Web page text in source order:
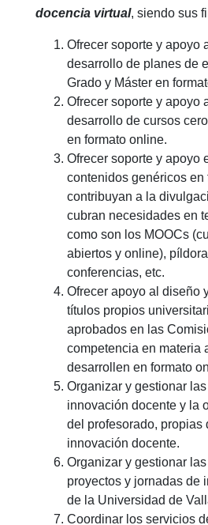
docencia virtual, siendo sus
Ofrecer soporte y apoyo
desarrollo de planes de
Grado y Máster en
Ofrecer soporte y apoyo
desarrollo de cursos
en formato online.
Ofrecer soporte y apoyo
contenidos genéricos en
contribuyan a la
cubran necesidades en
como son los MOOCs
abiertos y online),
conferencias, etc.
Ofrecer apoyo al diseño
títulos propios
aprobados en las
competencia en materia
desarrollen en formato
Organizar y gestionar
innovación docente y la
del profesorado, propias
innovación docente.
Organizar y gestionar
proyectos y jornadas de
de la Universidad de
Coordinar los servicios